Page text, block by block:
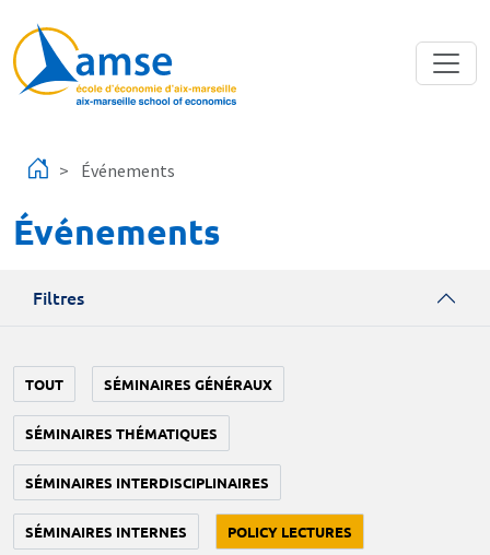
Événements
Événements
Filtres
TOUT SÉMINAIRES GÉNÉRAUX
SÉMINAIRES THÉMATIQUES
SÉMINAIRES INTERDISCIPLINAIRES
SÉMINAIRES INTERNES POLICY LECTURES